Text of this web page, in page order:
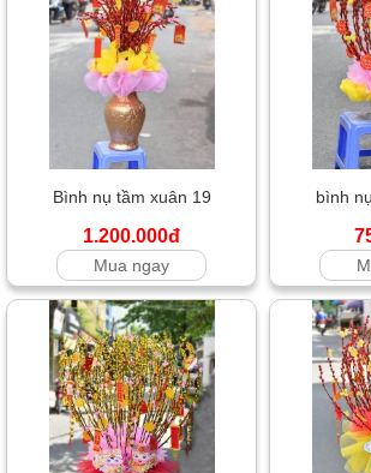
Bình nụ tầm xuân 19
1.200.000đ
Mua ngay
bình